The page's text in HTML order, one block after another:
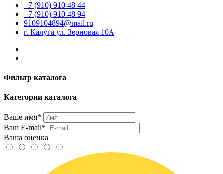
+7 (910) 910 48 44
+7 (910) 910 48 94
9109104894@mail.ru
г. Калуга ул. Зерновая 10А
Фильтр каталога
Категории каталога
Ваше имя*
Ваш E-mail*
Ваша оценка